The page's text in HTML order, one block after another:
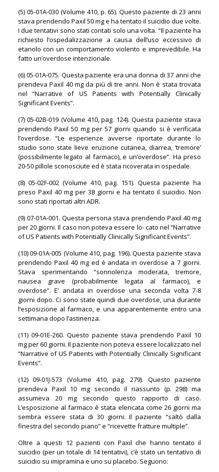
(5) 05-01A-030 (Volume 410, p. 65). Questo paziente di 23 anni
stava prendendo Paxil 50 mg e ha tentato il suicidio due volte.
I due tentativi sono stati contati solo una volta. “Il paziente ha
richiesto l’ospedalizzazione a causa dell’uso eccessivo di
etanolo con un comportamento violento e imprevedibile. Ha
fatto un’overdose intenzionale.
(6) 05-01A-075. Questa paziente era una donna di 37 anni che
prendeva Paxil 40 mg da più di tre anni. Non è stata trovata
nel “Narrative of US Patients with Potentially Clinically
Significant Events”.
(7) 05-02B-019 (Volume 410, pag. 124). Questa paziente stava
prendendo Paxil 50 mg per 57 giorni quando si è verificata
l’overdose. “Le esperienze avverse riportate durante lo
studio sono state lieve eruzione cutanea, diarrea, ‘tremore’
(possibilmente legato al farmaco), e un’overdose”. Ha preso
20-50 pillole sconosciute ed è stata ricoverata in ospedale.
(8) 05-02F-002 (Volume 410, pag. 151). Questa paziente ha
preso Paxil 40 mg per 38 giorni e ha tentato il suicidio. Non
sono stati riportati altri ADR.
(9) 07-01A-001. Questa persona stava prendendo Paxil 40 mg
per 20 giorni. Il caso non poteva essere lo- cato nel “Narrative
of US Patients with Potentially Clinically Significant Events”.
(10) 09-01A-005 (Volume 410, pag. 196). Questa paziente stava
prendendo Paxil 40 mg ed è andata in overdose a 7 giorni.
Stava sperimentando “sonnolenza moderata, tremore,
nausea grave (probabilmente legata al farmaco), e
overdose”. E’ andata in overdose una seconda volta 7-8
giorni dopo. Ci sono state quindi due overdose, una durante
l’esposizione al farmaco, e una apparentemente entro una
settimana dopo l’astinenza.
(11) 09-01E-260. Questo paziente stava prendendo Paxil 10
mg per 60 giorni. Il paziente non poteva essere localizzato nel
“Narrative of US Patients with Potentially Clinically Significant
Events”.
(12) 09-01J-573 (Volume 410, pag. 279). Questo paziente
prendeva Paxil 10 mg secondo il riassunto (p. 298) ma
assumeva 20 mg secondo questo rapporto di caso.
L’esposizione al farmaco è stata elencata come 26 giorni ma
sembra essere stata di 30 giorni. Il paziente “saltò dalla
finestra del secondo piano” e “ricevette fratture multiple”.
Oltre a questi 12 pazienti con Paxil che hanno tentato il
suicidio (per un totale di 14 tentativi), c’è stato un tentativo di
suicidio su imipramina e uno su placebo. Seguono: